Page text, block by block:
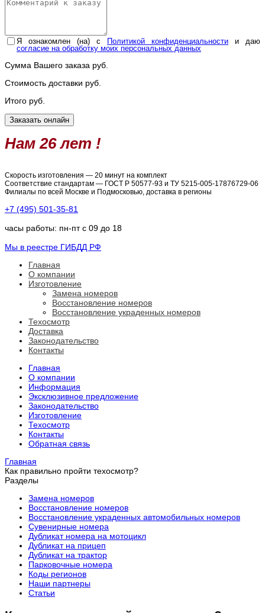
Я ознакомлен (на) с Политикой конфиденциальности и даю
согласие на обработку моих персональных данных
Сумма Вашего заказа руб.
Стоимость доставки руб.
Итого руб.
Нам 26 лет !
Скорость изготовления — 20 минут на комплект
Соответствие стандартам — ГОСТ Р 50577-93 и ТУ 5215-005-17876729-06
Филиалы по всей Москве и Подмосковью, доставка в регионы
+7 (495) 501-35-81
часы работы: пн-пт с 09 до 18
Мы в реестре ГИБДД РФ
Главная
О компании
Изготовление
Замена номеров
Восстановление номеров
Восстановление украденных номеров
Техосмотр
Доставка
Законодательство
Контакты
Главная
О компании
Информация
Эксклюзивное предложение
Законодательство
Изготовление
Техосмотр
Контакты
Обратная связь
Главная
Как правильно пройти техосмотр?
Разделы
Замена номеров
Восстановление номеров
Восстановление украденных автомобильных номеров
Сувенирные номера
Дубликат номера на мотоцикл
Дубликат на прицеп
Дубликат на трактор
Парковочные номера
Коды регионов
Наши партнеры
Статьи